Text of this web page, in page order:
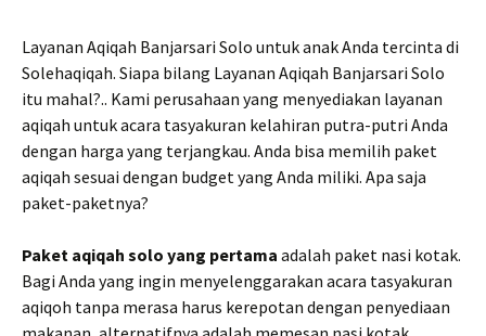
Layanan Aqiqah Banjarsari Solo untuk anak Anda tercinta di
Solehaqiqah. Siapa bilang Layanan Aqiqah Banjarsari Solo
itu mahal?.. Kami perusahaan yang menyediakan layanan
aqiqah untuk acara tasyakuran kelahiran putra-putri Anda
dengan harga yang terjangkau. Anda bisa memilih paket
aqiqah sesuai dengan budget yang Anda miliki. Apa saja
paket-paketnya?
Paket aqiqah solo yang pertama adalah paket nasi kotak.
Bagi Anda yang ingin menyelenggarakan acara tasyakuran
aqiqoh tanpa merasa harus kerepotan dengan penyediaan